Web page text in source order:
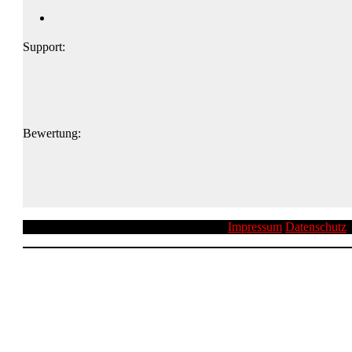
Support:
Bewertung:
Impressum Datenschutz